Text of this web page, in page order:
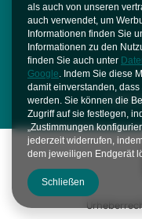
als auch von unseren
auch verwendet, um
Informationen finden Sie
Informationen zu den
finden Sie auch unter
Google. Indem Sie diese
damit einverstanden,
werden. Sie können die
Zugriff auf sie festlegen,
„Zustimmungen
jederzeit widerrufen,
dem jeweiligen Endgerät
Schließen